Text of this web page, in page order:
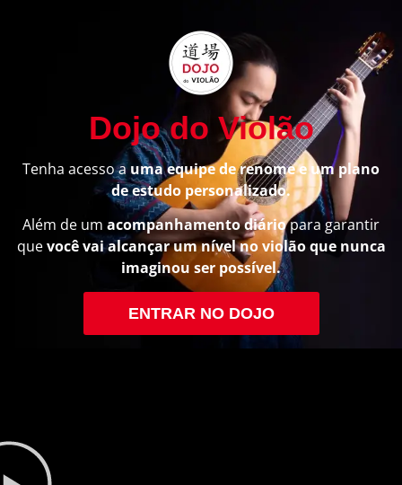
Dojo do Violão
Tenha acesso auma equipe de renome e um plano
de estudo personalizado.
Além de um acompanhamento diáriopara garantir
quevocê vai alcançar um nível no violão que nunca
imaginou ser possível.
ENTRAR NO DOJO